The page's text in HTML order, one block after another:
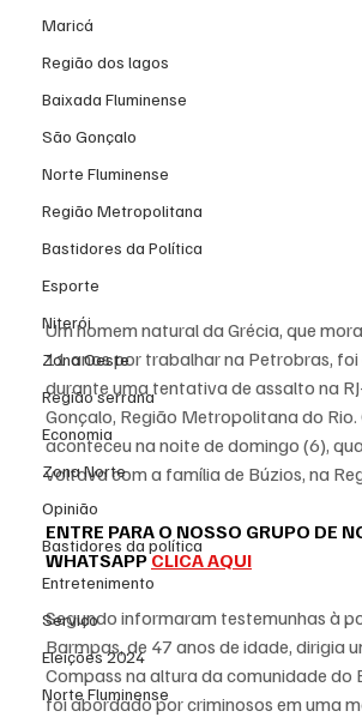
Maricá
Região dos lagos
Baixada Fluminense
São Gonçalo
Norte Fluminense
Região Metropolitana
Bastidores da Política
Esporte
Niterói
Zona Oeste
Região serrana
Economia
Zona Norte
Opinião
Bastidores da política
Entretenimento
Serviço
Eleições 2024
Norte Fluminense
Um homem natural da Grécia, que
11 anos por trabalhar na Petrobras, foi
durante uma tentativa de assalto na
Gonçalo, Região Metropolitana do Rio.
aconteceu na noite de domingo (6),
voltava com a família de Búzios, na
ENTRE PARA O NOSSO GRUPO DE
WHATSAPP CLICA AQUI
Segundo informaram testemunhas à
Barmpas, de 47 anos de idade, dirigia
Compass na altura da comunidade do
foi abordado por criminosos em uma